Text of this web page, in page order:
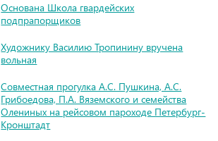
Основана Школа гвардейских
подпрапорщиков
Художнику Василию Тропинину вручена
вольная
Совместная прогулка А.С. Пушкина, А.С.
Грибоедова, П.А. Вяземского и семейства
Олениных на рейсовом пароходе Петербург-
Кронштадт